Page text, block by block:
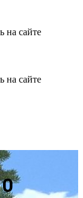
на сайте
на сайте